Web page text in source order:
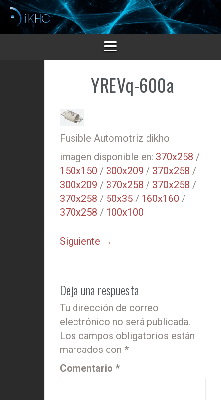
Saltar
contenido
YREVq-600a
Fusible Automotriz dikho
imagen disponible en: 370x258 /
150x150 / 300x209 / 370x258 /
300x209 / 370x258 / 370x258 /
370x258 / 50x35/ 160x160 /
370x258 / 100x100
Siguiente →
Deja una respuesta
Tu dirección de correo
electrónico no será publicada.
Los campos obligatorios están
marcados con *
Comentario *